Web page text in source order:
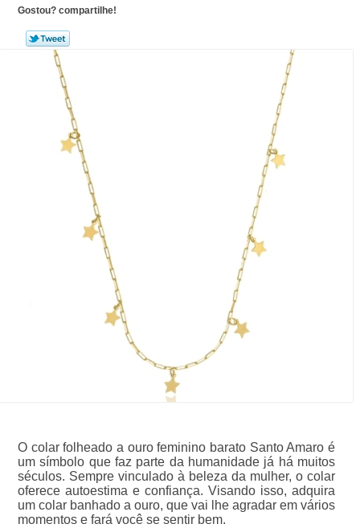
Gostou? compartilhe!
O colar folheado a ouro feminino barato Santo Amaro é
um símbolo que faz parte da humanidade já há muitos
séculos. Sempre vinculado à beleza da mulher, o colar
oferece autoestima e confiança. Visando isso, adquira
um colar banhado a ouro, que vai lhe agradar em vários
momentos e fará você se sentir bem.